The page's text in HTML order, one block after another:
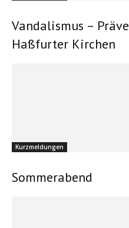
Vandalismus –
Haßfurter Kirchen
Kurzmeldungen
Sommerabend